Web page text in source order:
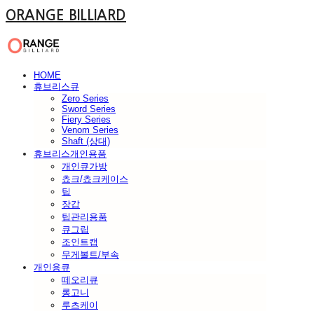
ORANGE BILLIARD
HOME
휴브리스큐
Zero Series
Sword Series
Fiery Series
Venom Series
Shaft (상대)
휴브리스개인용품
개인큐가방
쵸크/쵸크케이스
팁
장갑
팁관리용품
큐그립
조인트캡
무게볼트/부속
개인용큐
떼오리큐
롱고니
루츠케이